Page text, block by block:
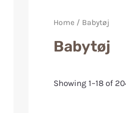
Home / Babytøj
Babytøj
Showing 1–18 of